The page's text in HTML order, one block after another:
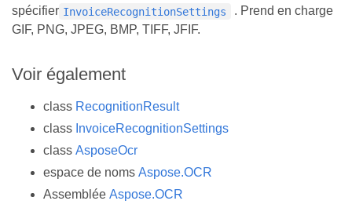
spécifier InvoiceRecognitionSettings
. Prend en charge
GIF, PNG, JPEG, BMP, TIFF, JFIF.
Voir également
class RecognitionResult
class InvoiceRecognitionSettings
class AsposeOcr
espace de noms Aspose.OCR
Assemblée Aspose.OCR